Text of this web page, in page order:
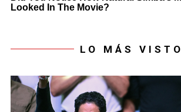
LO MÁS VISTO